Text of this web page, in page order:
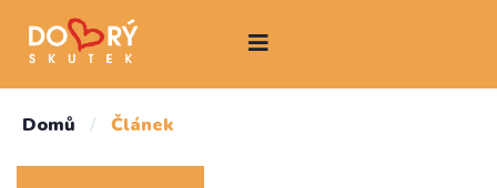
Domů / Článek